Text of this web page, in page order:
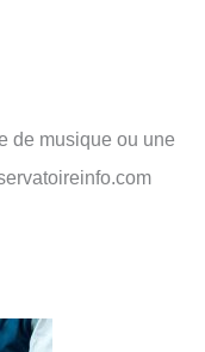
de musique ou une